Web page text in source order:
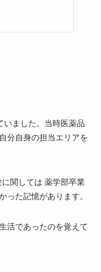
ました。当時医薬品
分自身の担当エリアを
関しては 薬学部卒業
た記憶があります。
活であったのを覚えて